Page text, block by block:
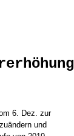
6. Dez. zur
und